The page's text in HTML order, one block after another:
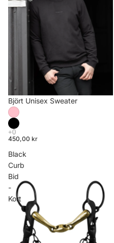
Björt Unisex Sweater
450,00 kr
Black
Curb
Bid
-
Kort